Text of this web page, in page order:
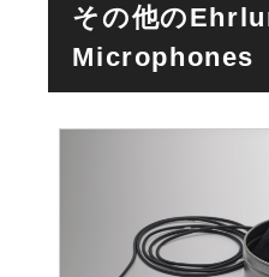
その他の
Microphones